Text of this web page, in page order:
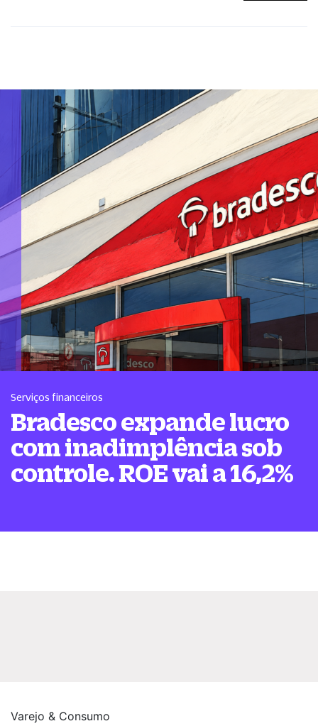
Serviços financeiros
Bradesco expande lucro
com inadimplência sob
controle. ROE vai a 16,2%
Varejo & Consumo